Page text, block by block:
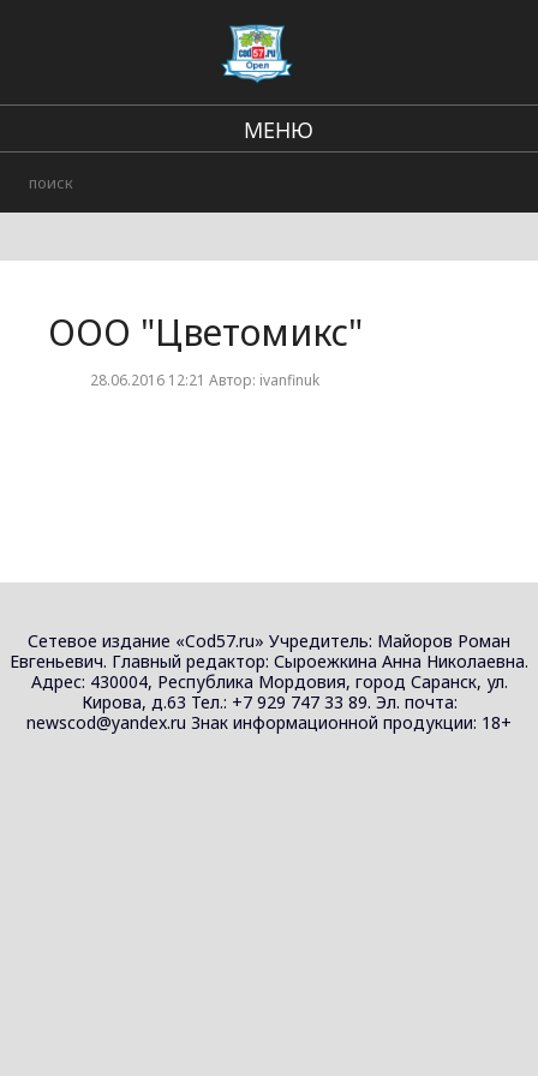
МЕНЮ
Происшествия
ООО "Цветомикс"
28.06.2016 12:21 Автор: ivanfinuk
Сетевое издание «Cod57.ru» Учредитель: Майоров Роман
Евгеньевич. Главный редактор: Сыроежкина Анна Николаевна.
Адрес: 430004, Республика Мордовия, город Саранск, ул.
Кирова, д.63 Тел.: +7 929 747 33 89. Эл. почта:
newscod@yandex.ru Знак информационной продукции: 18+